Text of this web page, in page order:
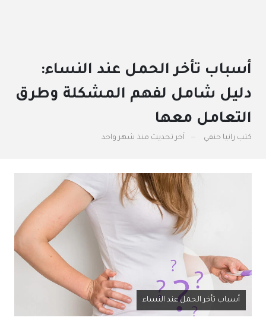
أسباب تأخر الحمل عند النساء:
دليل شامل لفهم المشكلة وطرق
التعامل معها
كتب رانيا حنفي آخر تحديث منذ شهر واحد
أسباب تأخر الحمل عند النساء